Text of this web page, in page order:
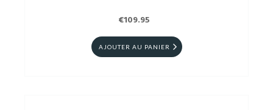
€109.95
AJOUTER AU PANIER